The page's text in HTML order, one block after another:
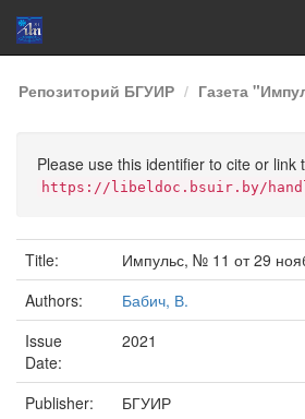
Skip
navigation
Репозиторий БГУИР Газета
Please use this identifier to cite or link
https://libeldoc.bsuir.by/
Title:
Импульс, № 11 от 29
Authors:
Бабич, В.
Issue
Date:
2021
Publisher:
БГУИР